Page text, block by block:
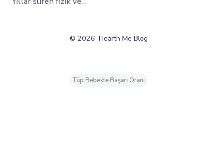
© 2026 Hearth Me Blog
Tüp Bebekte Başarı Oranı